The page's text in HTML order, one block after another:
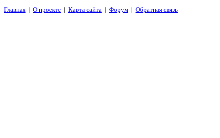
Главная | О проекте | Карта сайта | Форум | Обратная связь